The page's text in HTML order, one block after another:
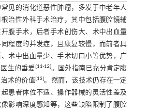
见的消化道恶性肿瘤，多发于中老年人
治性外科手术治疗，其中包括腹腔镜辅
腹手术，后者手术创伤大、术中出血量
程度的并发症，且康复较慢，而前者具
术中出血量少、手术切口小等优势，广
生的垂爱 [11-12]。国外指南已充分肯定腹
术的价值[13]。然而，该技术仍存在一定
患者体位不适、操作器械的灵活性差及
影响深度感知等，这些缺陷限制了腹腔